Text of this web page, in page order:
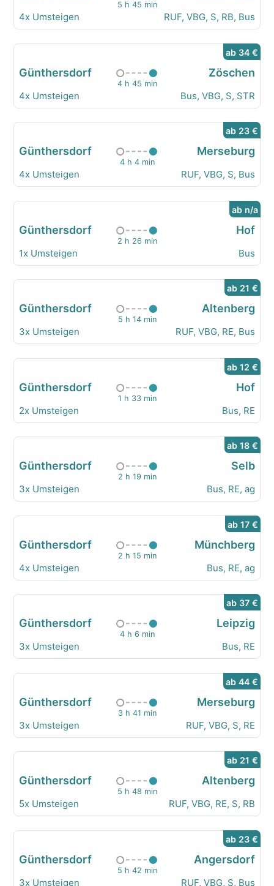
5 h 45 min
4x Umsteigen RUF, VBG, S, RB, Bus
ab 34 €
Günthersdorf
4 h 45 min
Zöschen
4x Umsteigen Bus, VBG, S, STR
ab 23 €
Günthersdorf
4 h 4 min
Merseburg
4x Umsteigen RUF, VBG, S, Bus
ab n/a
Günthersdorf
2 h 26 min
Hof
1x Umsteigen Bus
ab 21 €
Günthersdorf
5 h 14 min
Altenberg
3x Umsteigen RUF, VBG, RE, Bus
ab 12 €
Günthersdorf
1 h 33 min
Hof
2x Umsteigen Bus, RE
ab 18 €
Günthersdorf
2 h 19 min
Selb
3x Umsteigen Bus, RE, ag
ab 17 €
Günthersdorf
2 h 15 min
Münchberg
4x Umsteigen Bus, RE, ag
ab 37 €
Günthersdorf
4 h 6 min
Leipzig
3x Umsteigen Bus, RE
ab 44 €
Günthersdorf
3 h 41 min
Merseburg
3x Umsteigen RUF, VBG, S, RE
ab 21 €
Günthersdorf
5 h 48 min
Altenberg
5x Umsteigen RUF, VBG, RE, S, RB
ab 23 €
Günthersdorf
5 h 42 min
Angersdorf
3x Umsteigen RUF, VBG, S, Bus